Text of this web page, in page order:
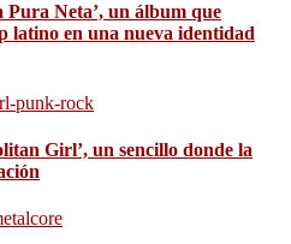
Pura Neta’, un álbum que
latino en una nueva identidad
Girl’, un sencillo donde la